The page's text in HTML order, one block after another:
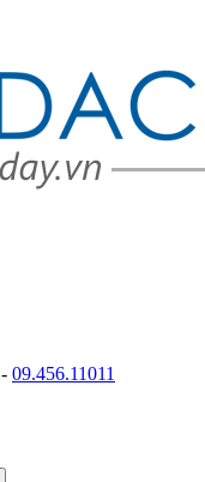
- 09.456.11011